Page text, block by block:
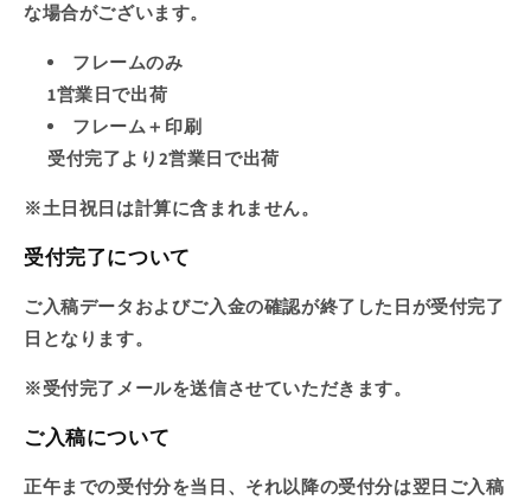
な場合がございます。
フレームのみ
1営業日で出荷
フレーム＋印刷
受付完了より2営業日で出荷
※土日祝日は計算に含まれません。
受付完了について
ご入稿データおよびご入金の確認が終了した日が受付完了
日となります。
※受付完了メールを送信させていただきます。
ご入稿について
正午までの受付分を当日、それ以降の受付分は翌日ご入稿